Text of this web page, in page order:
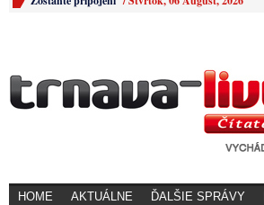
HOME AKTUÁLNE ĎALŠIE SPRÁVY